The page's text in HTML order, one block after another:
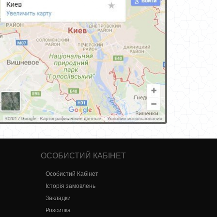
ОСОБИСТИЙ КАБІНЕТ
Особистий Кабінет
Історія замовлень
Закладки
Розсилка